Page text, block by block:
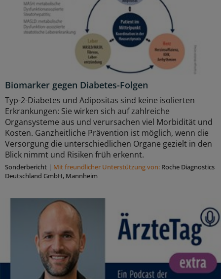
Biomarker gegen Diabetes-Folgen
Typ-2-Diabetes und Adipositas sind keine isolierten
Erkrankungen: Sie wirken sich auf zahlreiche
Organsysteme aus und verursachen viel Morbidität und
Kosten. Ganzheitliche Prävention ist möglich, wenn die
Versorgung die unterschiedlichen Organe gezielt in den
Blick nimmt und Risiken früh erkennt.
Sonderbericht | Mit freundlicher Unterstützung von: Roche Diagnostics
Deutschland GmbH, Mannheim